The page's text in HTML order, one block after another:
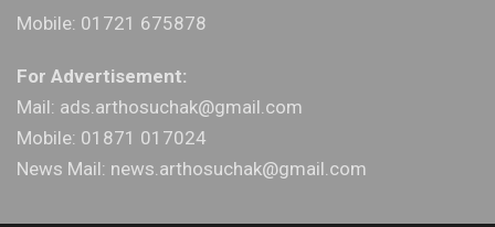
Mobile: 01721 675878
For Advertisement:
Mail: ads.arthosuchak@gmail.com
Mobile: 01871 017024
News Mail: news.arthosuchak@gmail.com